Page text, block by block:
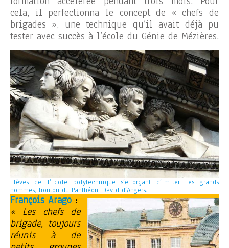
cela, il perfectionna le concept de « chefs de
brigades », une technique qu’il avait déjà pu
tester avec succès à l’école du Génie de Mézières.
Elèves de l’Ecole polytechnique s’efforçant d’imiter les grands
hommes, fronton du Panthéon, David d’Angers.
François Arago :
« Les chefs de
brigade, toujours
réunis à de